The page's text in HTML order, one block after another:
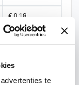
te
€ 0,18
€ 0,66
€ 6,57